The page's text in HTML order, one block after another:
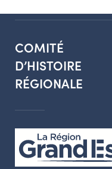
COMITÉ
D’HISTOIRE
RÉGIONALE